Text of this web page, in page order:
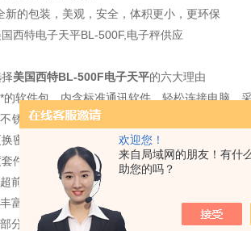
欢迎您！
来自局域网的朋友！有什
助您的吗？
新的包装，美观，安全，体积更小，更环保
西特电子天平BL-500F,电子秤供应
美国西特BL-500F电子天平的六大理由
的软件包，内含标准通讯软件，轻松连接电脑，
锈钢密度组件及全新密度直读功能，一套密度
密
件和手工计算，极大节约了购买成本和测量时
前的重量/密度上下限报警功能，让BL-F天平不
富的应用模式并存，让试剂配比、样品配方、
分1mg天平配备不锈钢砝码，方便随时校准，更